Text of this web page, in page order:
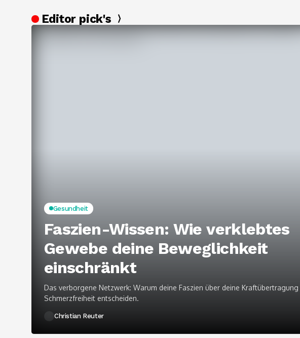
Editor pick's
Gesundheit
Faszien-Wissen: Wie verklebtes
Gewebe deine Beweglichkeit
einschränkt
Das verborgene Netzwerk: Warum deine Faszien über deine Kraftübertragung
Schmerzfreiheit entscheiden.
Christian Reuter